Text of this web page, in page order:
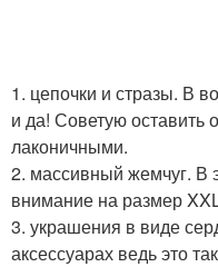
1. цепочки и стразы. В
и да! Советую оставить
лаконичными.
2. массивный жемчуг. В
внимание на размер
3. украшения в виде
аксессуарах ведь это